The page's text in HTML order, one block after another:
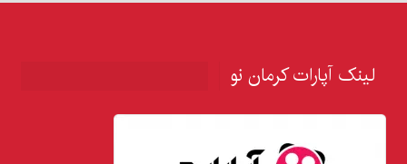
لینک آپارات کرمان نو